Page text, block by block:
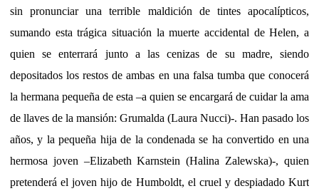
sin pronunciar una terrible maldición de tintes apocalípticos,
sumando esta trágica situación la muerte accidental de Helen, a
quien se enterrará junto a las cenizas de su madre, siendo
depositados los restos de ambas en una falsa tumba que conocerá
la hermana pequeña de esta –a quien se encargará de cuidar la ama
de llaves de la mansión: Grumalda (Laura Nucci)-. Han pasado los
años, y la pequeña hija de la condenada se ha convertido en una
hermosa joven –Elizabeth Karnstein (Halina Zalewska)-, quien
pretenderá el joven hijo de Humboldt, el cruel y despiadado Kurt